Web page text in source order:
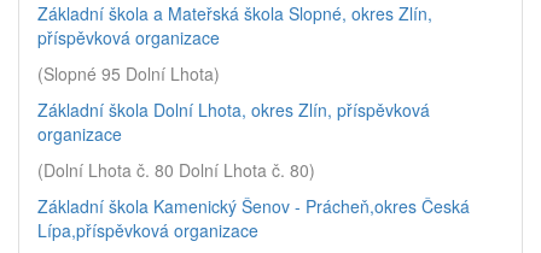
Základní škola a Mateřská škola Slopné, okres Zlín,
příspěvková organizace
(Slopné 95 Dolní Lhota)
Základní škola Dolní Lhota, okres Zlín, příspěvková
organizace
(Dolní Lhota č. 80 Dolní Lhota č. 80)
Základní škola Kamenický Šenov - Prácheň,okres Česká
Lípa,příspěvková organizace